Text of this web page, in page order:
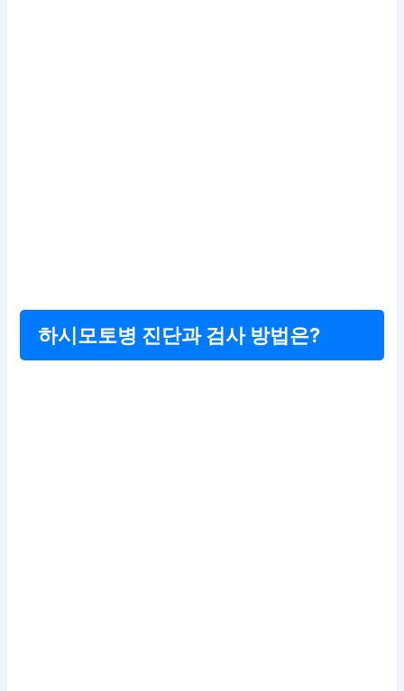
하시모토병 진단과 검사 방법은?